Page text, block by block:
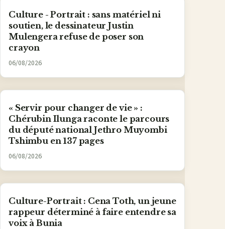
Culture - Portrait : sans matériel ni
soutien, le dessinateur Justin
Mulengera refuse de poser son
crayon
06/08/2026
« Servir pour changer de vie » :
Chérubin Ilunga raconte le parcours
du député national Jethro Muyombi
Tshimbu en 137 pages
06/08/2026
Culture-Portrait : Cena Toth, un jeune
rappeur déterminé à faire entendre sa
voix à Bunia